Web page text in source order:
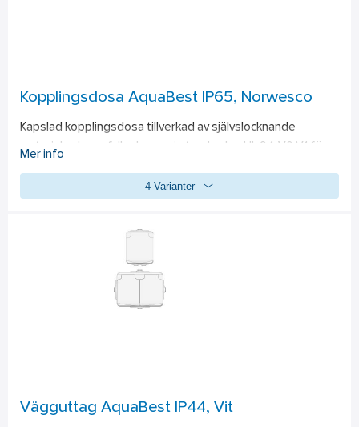
Kopplingsdosa AquaBest IP65, Norwesco
Kapslad kopplingsdosa tillverkad av självslocknande
material och uppfyller kraven i standarden UL 94-V0,V1 för
Mer info
4 Varianter
Vägguttag AquaBest IP44, Vit